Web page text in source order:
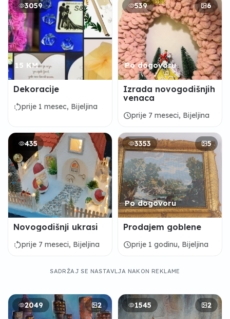
3059
15 KM
Dekoracije
rotate_leftprije 1 mesec, Bijeljina
539 6
Po dogovoru
Izrada novogodišnjih
venaca
scheduleprije 7 meseci, Bijeljina
435
Novogodišnji ukrasi
rotate_leftprije 7 meseci, Bijeljina
3353 5
Po dogovoru
Prodajem goblene
scheduleprije 1 godinu, Bijeljina
SADRŽAJ SE NASTAVLJA NAKON REKLAME
2049 2 1545 2